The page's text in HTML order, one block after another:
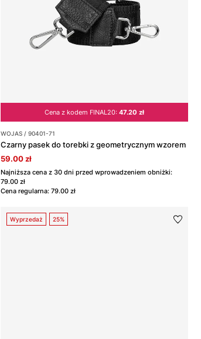
Cena z kodem FINAL20:47.20 zł
WOJAS / 90401-71
Czarny pasek do torebki z geometrycznym wzorem
59.00 zł
Najniższa cena z 30 dni przed wprowadzeniem obniżki:
79.00 zł
Cena regularna: 79.00 zł
Wyprzedaż 25%